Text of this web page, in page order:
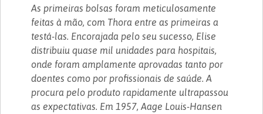
As primeiras bolsas foram meticulosamente
feitas à mão, com Thora entre as primeiras a
testá-las. Encorajada pelo seu sucesso, Elise
distribuiu quase mil unidades para hospitais,
onde foram amplamente aprovadas tanto por
doentes como por profissionais de saúde. A
procura pelo produto rapidamente ultrapassou
as expectativas. Em 1957, Aage Louis-Hansen